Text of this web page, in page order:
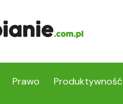
Prawo Produktywność